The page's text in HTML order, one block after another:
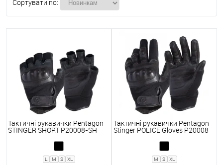
Сортувати по:
Тактичні рукавички Pentagon
STINGER SHORT P20008-SH
L M S XL
Тактичні рукавички Pentagon
Stinger POLICE Gloves P20008
M S XL